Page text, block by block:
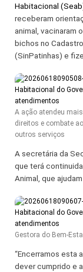
Habitacional
receberam
animal, vacinaram
bichos no
(SinPatinhas) e
A ação atendeu
direitos e combate
outros serviços
A secretária da
que terá
Animal, que
Gestora do Bem-
“Encerramos esta
dever cumprido e